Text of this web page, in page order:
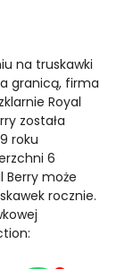
na truskawki
granicą, firma
Royal
roku
6
Berry może
rocznie.